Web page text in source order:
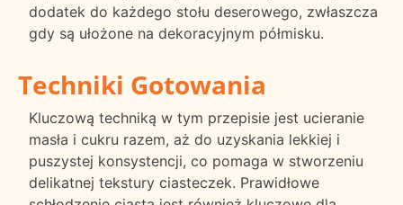
dodatek do każdego stołu deserowego, zwłaszcza
gdy są ułożone na dekoracyjnym półmisku.
Techniki Gotowania
Kluczową techniką w tym przepisie jest ucieranie
masła i cukru razem, aż do uzyskania lekkiej i
puszystej konsystencji, co pomaga w stworzeniu
delikatnej tekstury ciasteczek. Prawidłowe